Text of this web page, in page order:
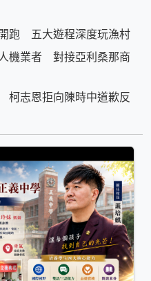
跑 五大遊程深度玩漁村
機業者 對接亞利桑那商
柯志恩拒向陳時中道歉反